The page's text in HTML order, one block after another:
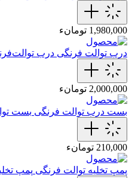
1,980,000 تومانء
درب توالت فرنگی درب
2,000,000 تومانء
بست درب توالت فرنگی بست
210,000 تومانء
پمپ تخلیه توالت فرنگی پمپ